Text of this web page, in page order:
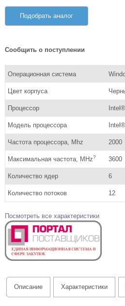
Подобрать аналог
Сообщить о поступлении
Операционная система
Цвет корпуса
Процессор
Модель процессора
Частота процессора, Mhz 2000
Максимальная частота, MHz? 3600
Количество ядер 6
Количество потоков 12
Посмотреть все характеристики
Описание Характеристики